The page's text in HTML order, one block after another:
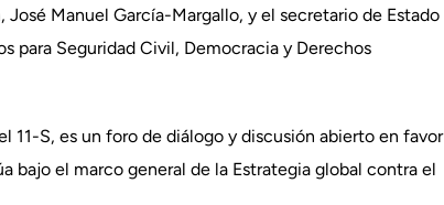
Manuel García-Margallo, y el secretario de Estado
para Seguridad Civil, Democracia y Derechos
11-S, es un foro de diálogo y discusión abierto en favor
el marco general de la Estrategia global contra el